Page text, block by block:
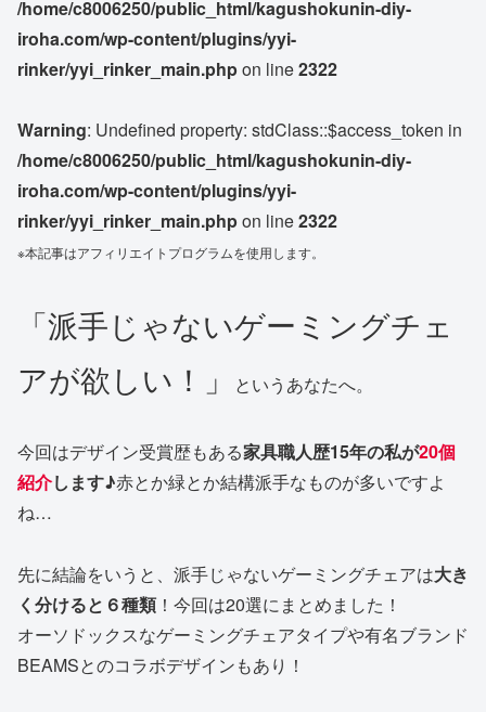
/home/c8006250/public_html/kagushokunin-diy-
iroha.com/wp-content/plugins/yyi-
rinker/yyi_rinker_main.phpon line2322
Warning: Undefined property: stdClass::$access_token in
/home/c8006250/public_html/kagushokunin-diy-
iroha.com/wp-content/plugins/yyi-
rinker/yyi_rinker_main.phpon line2322
※本記事はアフィリエイトプログラムを使用します。
「派手じゃないゲーミングチェ
アが欲しい！」
というあなたへ。
今回はデザイン受賞歴もある家具職人歴15年の私が20個
紹介します♪赤とか緑とか結構派手なものが多いですよ
ね…
先に結論をいうと、派手じゃないゲーミングチェアは大き
く分けると６種類 ！今回は20選にまとめました！
オーソドックスなゲーミングチェアタイプや有名ブランド
BEAMSとのコラボデザインもあり！